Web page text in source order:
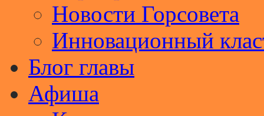
Новости Горсовета
Инновационный
Блог главы
Афиша